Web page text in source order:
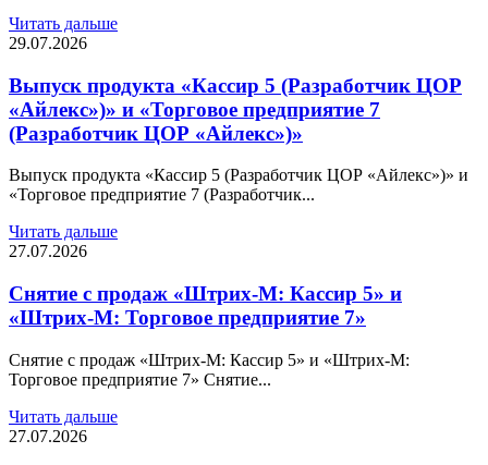
Читать дальше
29.07.2026
Выпуск продукта «Кассир 5 (Разработчик ЦОР
«Айлекс»)» и «Торговое предприятие 7
(Разработчик ЦОР «Айлекс»)»
Выпуск продукта «Кассир 5 (Разработчик ЦОР «Айлекс»)» и
«Торговое предприятие 7 (Разработчик...
Читать дальше
27.07.2026
Снятие с продаж «Штрих-М: Кассир 5» и
«Штрих-М: Торговое предприятие 7»
Снятие с продаж «Штрих-М: Кассир 5» и «Штрих-М:
Торговое предприятие 7» Снятие...
Читать дальше
27.07.2026